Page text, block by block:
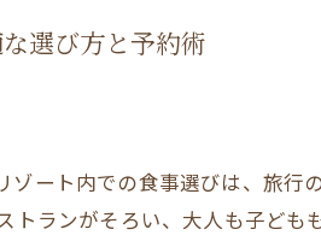
選び方と予約術
ート内での食事選びは、旅行
ランがそろい、大人も子ど